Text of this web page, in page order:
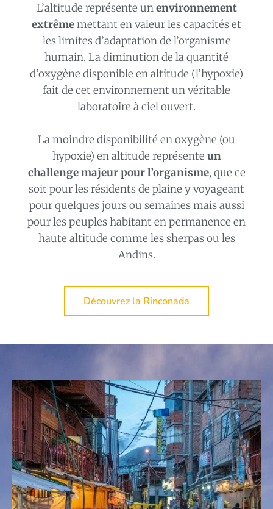
L’altitude représente unenvironnement
extrêmemettant en valeur les capacités et
les limites d’adaptation de l’organisme
humain. La diminution de la quantité
d’oxygène disponible en altitude (l’hypoxie)
fait de cet environnement un véritable
laboratoire à ciel ouvert.
La moindre disponibilité en oxygène (ou
hypoxie) en altitude représente un
challenge majeur pour l’organisme, que ce
soit pour les résidents de plaine y voyageant
pour quelques jours ou semaines mais aussi
pour les peuples habitant en permanence en
haute altitude comme les sherpas ou les
Andins.
Découvrez la Rinconada